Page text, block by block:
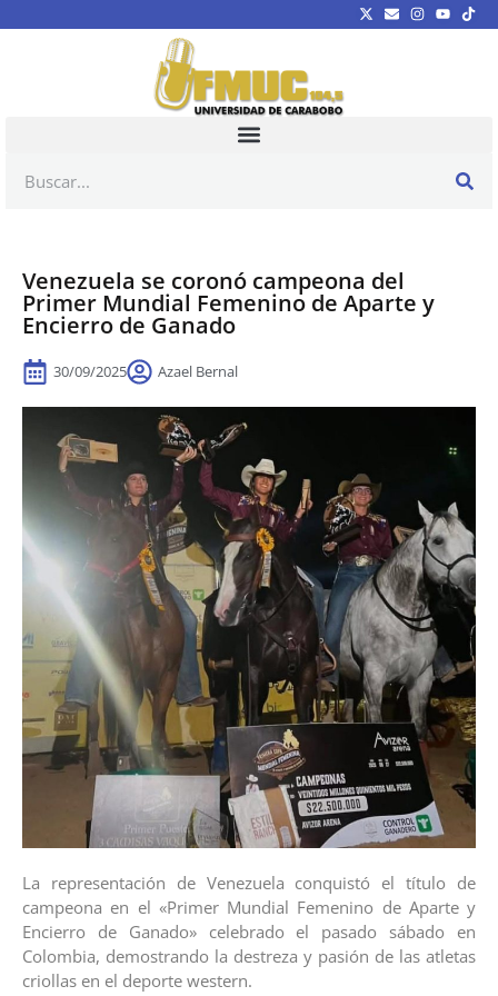
Venezuela se coronó campeona del
Primer Mundial Femenino de Aparte y
Encierro de Ganado
30/09/2025 Azael Bernal
La representación de Venezuela conquistó el título de
campeona en el «Primer Mundial Femenino de Aparte y
Encierro de Ganado» celebrado el pasado sábado en
Colombia, demostrando la destreza y pasión de las atletas
criollas en el deporte western.